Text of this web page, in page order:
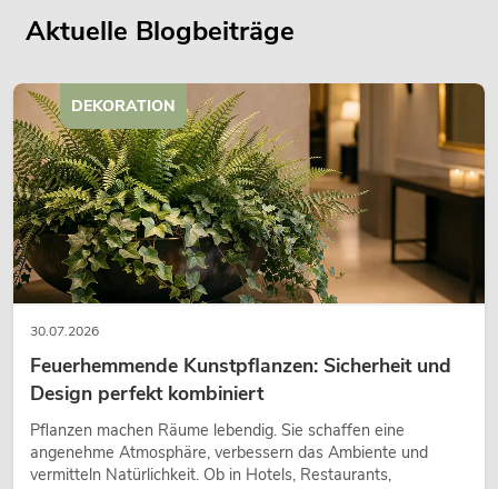
Aktuelle Blogbeiträge
30.07.2026
Feuerhemmende Kunstpflanzen: Sicherheit und
Design perfekt kombiniert
Pflanzen machen Räume lebendig. Sie schaffen eine
angenehme Atmosphäre, verbessern das Ambiente und
vermitteln Natürlichkeit. Ob in Hotels, Restaurants,
DEKORATION